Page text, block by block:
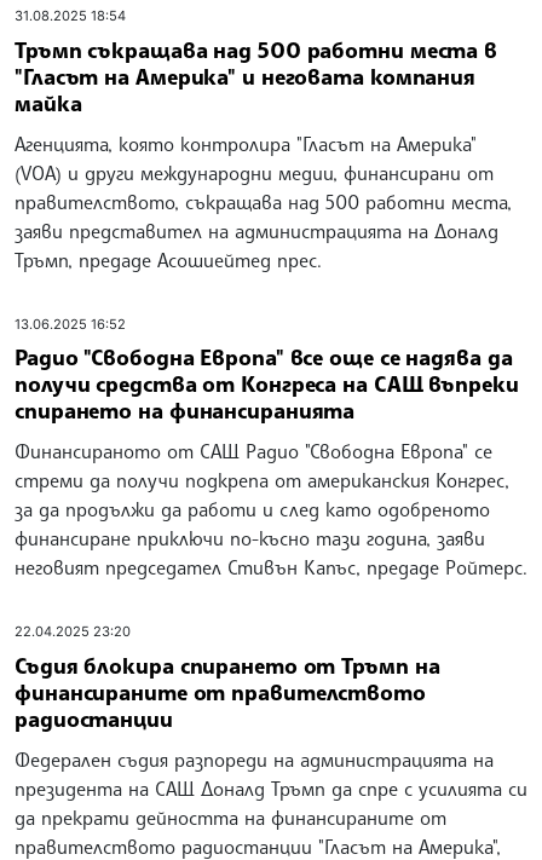
31.08.2025 18:54
Тръмп съкращава над 500 работни места в
"Гласът на Америка" и неговата компания
майка
Агенцията, която контролира "Гласът на Америка"
(VOA) и други международни медии, финансирани от
правителството, съкращава над 500 работни места,
заяви представител на администрацията на Доналд
Тръмп, предаде Асошиейтед прес.
13.06.2025 16:52
Радио "Свободна Европа" все още се надява да
получи средства от Конгреса на САЩ въпреки
спирането на финансиранията
Финансираното от САЩ Радио "Свободна Европа" се
стреми да получи подкрепа от американския Конгрес,
за да продължи да работи и след като одобреното
финансиране приключи по-късно тази година, заяви
неговият председател Стивън Кaпъс, предаде Ройтерс.
22.04.2025 23:20
Съдия блокира спирането от Тръмп на
финансираните от правителството
радиостанции
Федерален съдия разпореди на администрацията на
президента на САЩ Доналд Тръмп да спре с усилията си
да прекрати дейността на финансираните от
правителството радиостанции "Гласът на Америка",